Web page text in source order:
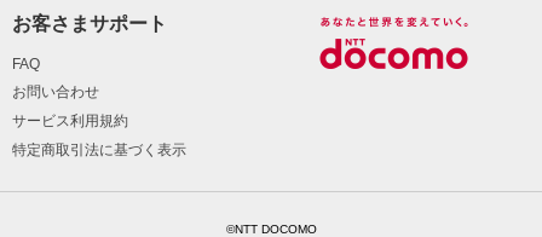
お客さまサポート
FAQ
お問い合わせ
サービス利用規約
特定商取引法に基づく表示
©NTT DOCOMO